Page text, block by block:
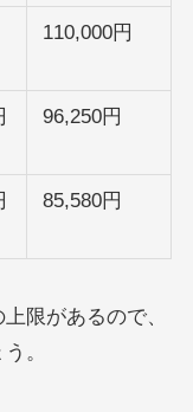
110,000円
96,250円
85,580円
限があるので、
。